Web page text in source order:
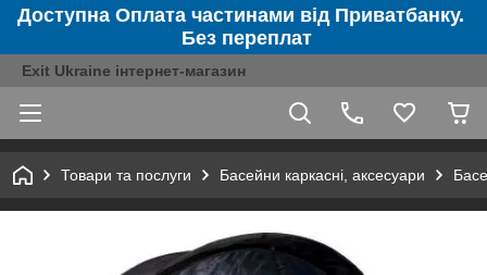
Доступна Оплата частинами від Приватбанку.
Без переплат
Exit Ukraine інтернет-магазин
Товари та послуги Басейни каркасні, аксесуари